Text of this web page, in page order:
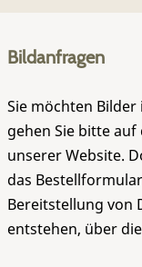
Bildanfragen
Sie möchten
gehen Sie bitte auf
unserer Website.
das
Bereitstellung von
entstehen, über